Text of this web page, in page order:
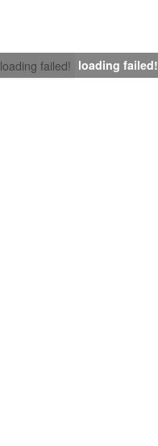
loading failed! loading failed!